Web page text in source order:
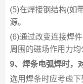
(5)在焊接钢结构(如
源。
(6)通过改变连接焊
周围的磁场作用力均
9、焊条电弧焊时，
选用焊条时应考虑下